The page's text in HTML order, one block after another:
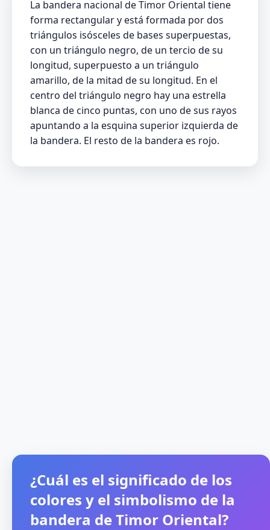
La bandera nacional de Timor Oriental tiene
forma rectangular y está formada por dos
triángulos isósceles de bases superpuestas,
con un triángulo negro, de un tercio de su
longitud, superpuesto a un triángulo
amarillo, de la mitad de su longitud. En el
centro del triángulo negro hay una estrella
blanca de cinco puntas, con uno de sus rayos
apuntando a la esquina superior izquierda de
la bandera. El resto de la bandera es rojo.
¿Cuál es el significado de los
colores y el simbolismo de la
bandera de Timor Oriental?